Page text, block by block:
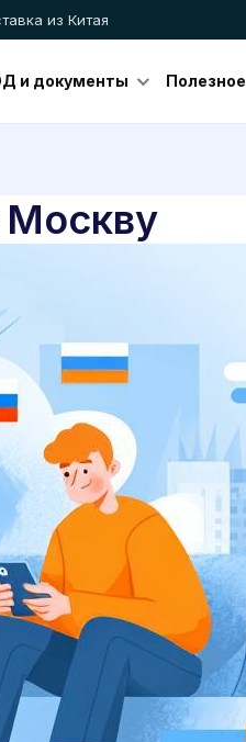
из Китая
и документы Полезное
Москву